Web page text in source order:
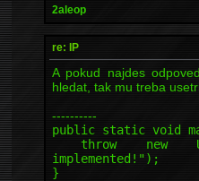
2aleop
re: IP
A pokud najdes
hledat, tak mu treba
----------
public static void
throw new
implemented!");
}